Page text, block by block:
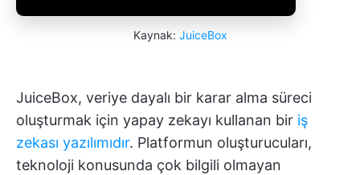
Kaynak: JuiceBox
JuiceBox, veriye dayalı bir karar alma süreci
oluşturmak için yapay zekayı kullanan bir iş
zekası yazılımıdır. Platformun oluşturucuları,
teknoloji konusunda çok bilgili olmayan